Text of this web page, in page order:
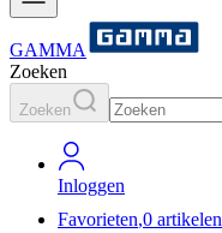
GAMMA
Zoeken
Zoeken
Inloggen
Favorieten,0 artikelen